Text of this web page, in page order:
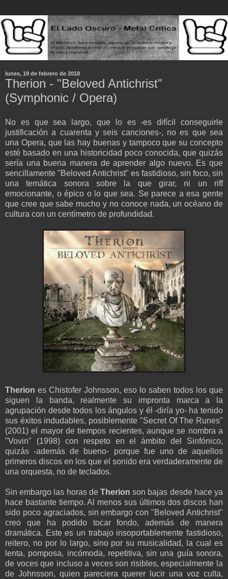
lunes, 19 de febrero de 2018
Therion - "Beloved Antichrist"
(Symphonic / Opera)
No es que sea largo, que lo es -es difícil conseguirle
justificación a cuarenta y seis canciones-, no es que sea
una Opera, que las hay buenas y tampoco que su concepto
esté basado en una historicidad poco conocida, que quizás
sería una buena manera de aprender algo nuevo. Es que
sencillamente "Beloved Antichrist" es fastidioso, sin foco, sin
una temática sonora sobre la que girar, ni un riff
emocionante, o épico o lo que sea. Se parece a esa gente
que cree que sabe mucho y no conoce nada, un océano de
cultura con un centímetro de profundidad.
Therion es Chistofer Johnsson, eso lo saben todos los que
siguen la banda, realmente su impronta marca a la
agrupación desde todos los ángulos y él -diría yo- ha tenido
sus éxitos indudables, posiblemente "Secret Of The Runes"
(2001) el mayor de tiempos recientes, aunque se nombra a
"Vovin" (1998) con respeto en el ámbito del Sinfónico,
quizás -además de bueno- porque fue uno de aquellos
primeros discos en los que el sonido era verdaderamente de
una orquesta, no de teclados.
Sin embargo las horas de Therion son bajas desde hace ya
hace bastante tiempo. Al menos sus últimos dos discos han
sido poco agraciados, sin embargo con "Beloved Antichrist"
creo que ha podido tocar fondo, además de manera
dramática. Este es un trabajo insoportablemente fastidioso,
reitero, no por lo largo, sino por su musicalidad, la cual es
lenta, pomposa, incómoda, repetitiva, sin una guía sonora,
de voces que incluso a veces son risibles, especialmente la
de Johnsson, quien pareciera querer lucir una voz culta,